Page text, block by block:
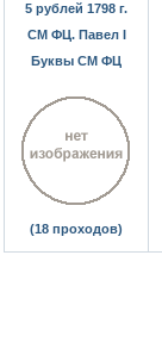
5 рублей 1798 г.
СМ ФЦ. Павел I
Буквы СМ ФЦ
(18 проходов)